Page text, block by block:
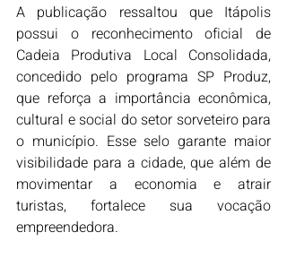
A publicação ressaltou que Itápolis
possui o reconhecimento oficial de
Cadeia Produtiva Local Consolidada,
concedido pelo programa SP Produz,
que reforça a importância econômica,
cultural e social do setor sorveteiro para
o município. Esse selo garante maior
visibilidade para a cidade, que além de
movimentar a economia e atrair
turistas, fortalece sua vocação
empreendedora.